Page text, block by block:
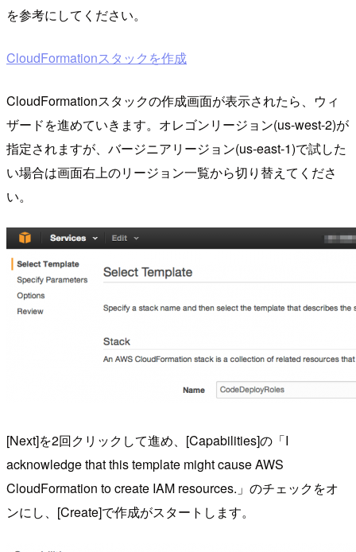
を参考にしてください。
CloudFormationスタックを作成
CloudFormationスタックの作成画面が表示されたら、ウィ
ザードを進めていきます。オレゴンリージョン(us-west-2)が
指定されますが、バージニアリージョン(us-east-1)で試した
い場合は画面右上のリージョン一覧から切り替えてくださ
い。
[Next]を2回クリックして進め、[Capabilities]の「I
acknowledge that this template might cause AWS
CloudFormation to create IAM resources.」のチェックをオ
ンにし、[Create]で作成がスタートします。